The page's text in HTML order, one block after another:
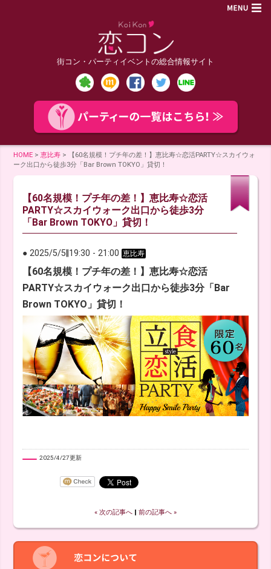
街コン・パーティイベントの総合情報サイト
HOME >恵比寿 >
【60名規模！プチ年の差！】恵比寿☆恋活PARTY☆スカイウォ
ーク出口から徒歩3分「Bar Brown TOKYO」貸切！
【60名規模！プチ年の差！】恵比寿☆恋活
PARTY☆スカイウォーク出口から徒歩3分
「Bar Brown TOKYO」貸切！
● 2025/5/5 19:30 - 21:00 恵比寿
【60名規模！プチ年の差！】恵比寿☆恋活
PARTY☆スカイウォーク出口から徒歩3分「Bar
Brown TOKYO」貸切！
2025/4/27更新
« 次の記事へ 前の記事へ »